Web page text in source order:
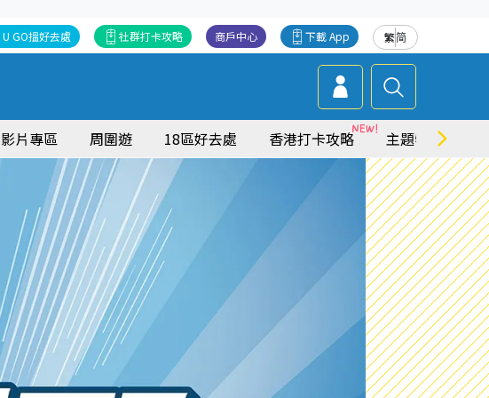
繁简
下載 App
商戶中心
社群打卡攻略
U GO搵好去處
影片專區 周圍遊 18區好去處 香港打卡攻略 主題特集